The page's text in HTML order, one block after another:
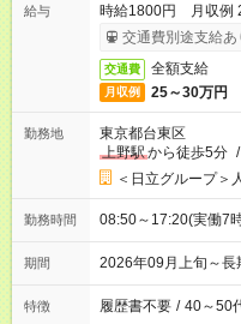
給与
時給1800円 月収例
交通費別途支給あ
交通費 全額支給
月収例 25～30万円
勤務地
東京都台東区
上野駅から徒歩5分 /
＜日立グループ＞
勤務時間 08:50～17:20(実働7
期間 2026年09月上旬～
特徴 履歴書不要 / 40～50